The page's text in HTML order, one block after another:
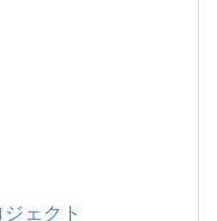
ェクト